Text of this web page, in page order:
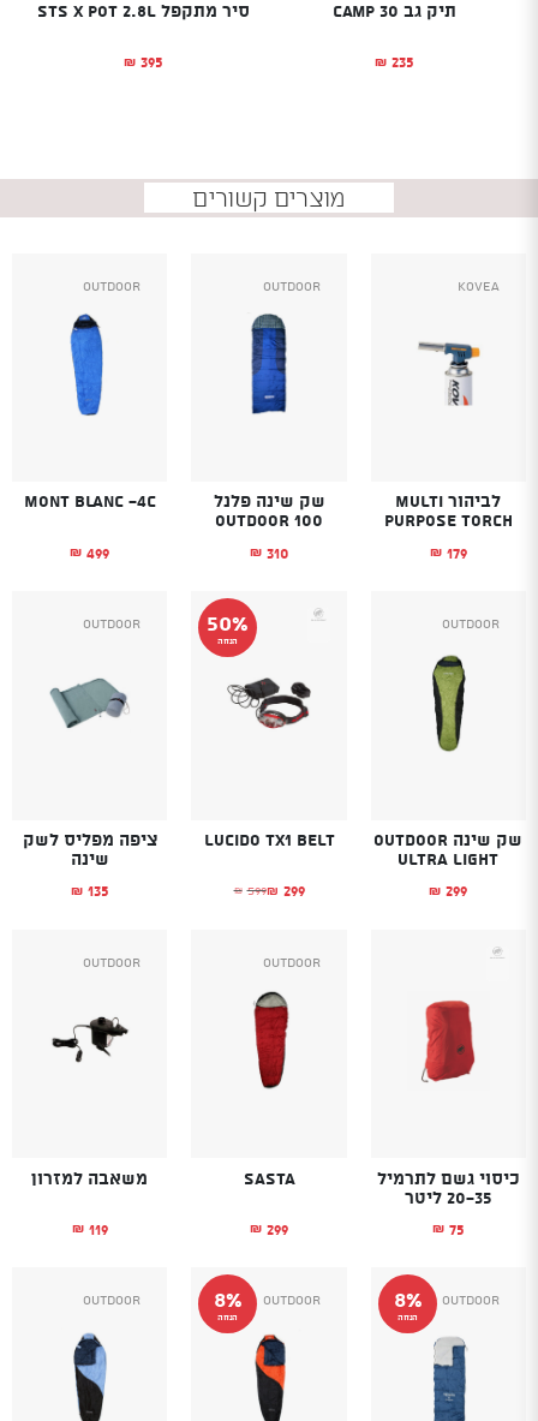
תיק גב Camp 30
₪ 235
סיר מתקפל STS X POT 2.8L
₪ 395
מוצרים קשורים
Kovea
לביהור MULTI
PURPOSE TORCH
₪ 179
Outdoor
שק שינה פלנל
Outdoor 100
₪ 310
Outdoor
Mont Blanc -4C
₪ 499
Outdoor
שק שינה OUTDOOR
ULTRA LIGHT
₪ 299
50%
הנחה
Lucido TX1 belt
₪ 599
המחיר המקורי היה: ₪599.₪ 299 המחיר הנוכחי הוא: ₪299.
Outdoor
ציפה מפליס לשק
שינה
₪ 135
כיסוי גשם לתרמיל
20-35 ליטר
₪ 75
Outdoor
Sasta
₪ 299
Outdoor
משאבה למזרון
₪ 119
8%
הנחה
Outdoor
8%
הנחה
Outdoor
Outdoor